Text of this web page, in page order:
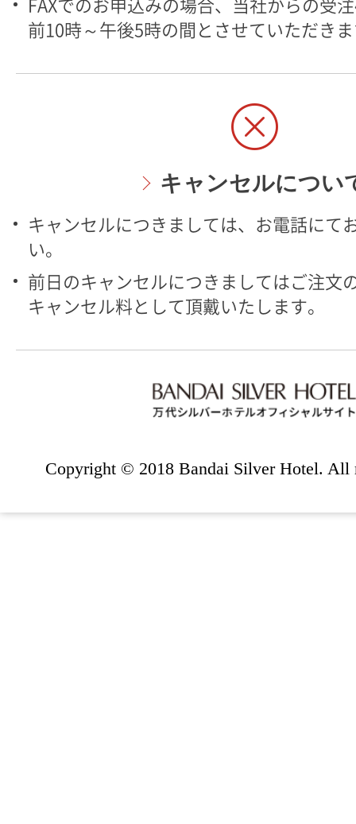
FAXでのお申込みの場合、当社からの受
前10時～午後5時の間とさせていただき
キャンセルについ
キャンセルにつきましては、お電話にて
い。
前日のキャンセルにつきましてはご注文
キャンセル料として頂戴いたします。
Copyright © 2018 Bandai Silver Hotel. All